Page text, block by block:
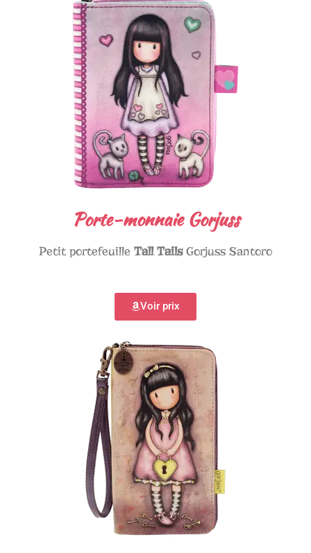
Porte-monnaie Gorjuss
Petit portefeuille Tall TailsGorjuss Santoro
Voir prix